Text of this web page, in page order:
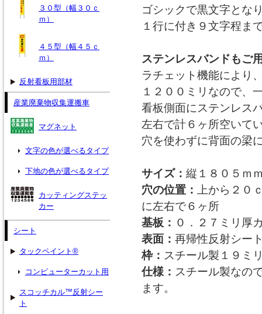
ゴシックで黒文字とな
１行に付き９文字程ま
ステンレスバンドもご
ラチェット機能により
１２００ミリなので、
看板側面にステンレス
左右で計６ヶ所空いて
穴を使わずに背面の梁
サイズ： 縦１８０５ｍ
穴の位置：
上から２０
に左右で６ヶ所
基板： ０．２７ミリ厚
表面： 再帰性反射シー
枠： スチール製１９ミ
仕様： スチール製なの
ます。
３０型（幅３０ｃ
ｍ）
４５型（幅４５ｃ
ｍ）
反射看板用部材
産業廃棄物収集運搬車
マグネット
文字の色が選べるタイプ
下地の色が選べるタイプ
カッティングステッ
カー
シート
タックペイント®
コンピューターカット用
スコッチカル™反射シー
ト